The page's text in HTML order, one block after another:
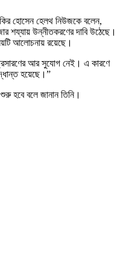
হোসেন হেলথ নিউজকে বলেন,
শয্যায় উন্নীতকরণের দাবি উঠেছে।
আলোচনায় রয়েছে।
আর সুযোগ নেই। এ কারণে
হয়েছে।”
হবে বলে জানান তিনি।